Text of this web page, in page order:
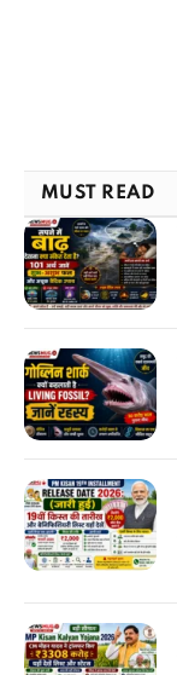
MUST READ